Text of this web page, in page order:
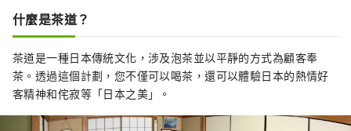
什麼是茶道？
茶道是一種日本傳統文化，涉及泡茶並以平靜的方式為顧客奉
茶。透過這個計劃，您不僅可以喝茶，還可以體驗日本的熱情好
客精神和侘寂等「日本之美」。